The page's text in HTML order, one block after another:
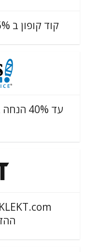
קוד קופון ב Rosegal.com: 15% הנחה